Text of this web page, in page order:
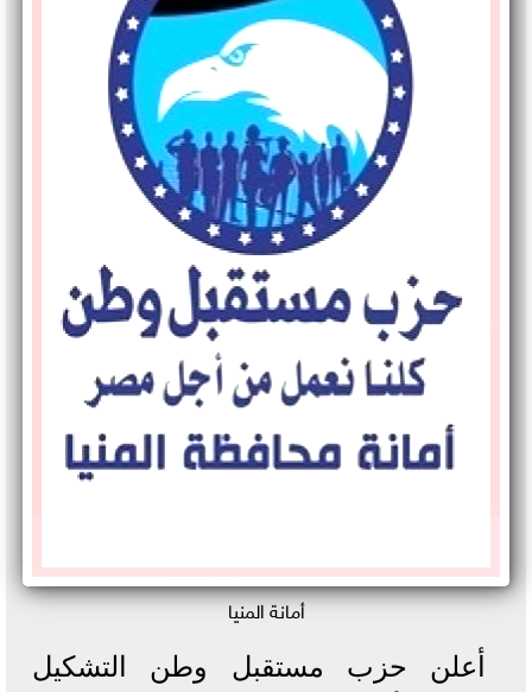
أمانة المنيا
أعلن حزب مستقبل وطن التشكيل